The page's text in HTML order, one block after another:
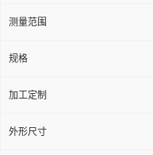
测量范围
规格
加工定制
外形尺寸